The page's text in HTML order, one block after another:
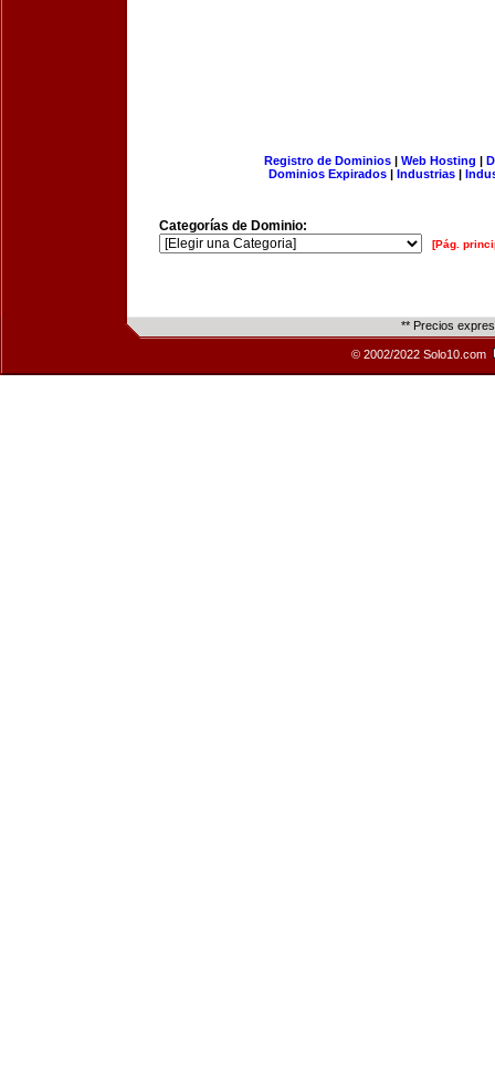
Registro de Dominios| Web Hosting |
Dominios Expirados | Industrias |
Categorías de Dominio:
[Pág.
** Precios
© 2002/2022 Solo10.com